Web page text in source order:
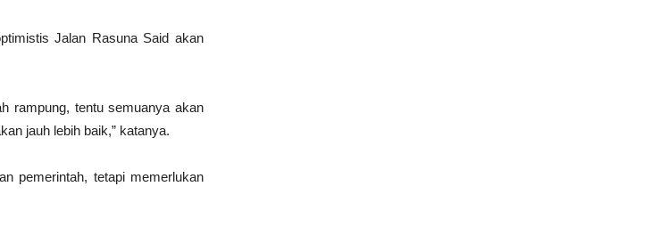
Jalan Rasuna Said akan
rampung, tentu semuanya akan
jauh lebih baik,” katanya.
pemerintah, tetapi memerlukan